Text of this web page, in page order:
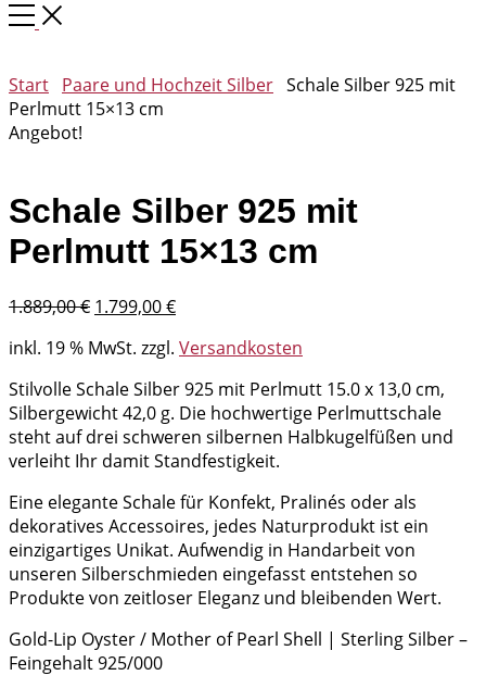
Start Paare und Hochzeit Silber Schale Silber 925 mit
Perlmutt 15×13 cm
Angebot!
Schale Silber 925 mit
Perlmutt 15×13 cm
1.889,00€ Ursprünglicher
war:
1.889,00 €
1.799,00€Aktueller
ist:
1.799,00 €.
inkl. 19 % MwSt. zzgl. Versandkosten
Stilvolle Schale Silber 925 mit Perlmutt 15.0 x 13,0 cm,
Silbergewicht 42,0 g. Die hochwertige Perlmuttschale
steht auf drei schweren silbernen Halbkugelfüßen und
verleiht Ihr damit Standfestigkeit.
Eine elegante Schale für Konfekt, Pralinés oder als
dekoratives Accessoires, jedes Naturprodukt ist ein
einzigartiges Unikat. Aufwendig in Handarbeit von
unseren Silberschmieden eingefasst entstehen so
Produkte von zeitloser Eleganz und bleibenden Wert.
Gold-Lip Oyster / Mother of Pearl Shell | Sterling Silber –
Feingehalt 925/000